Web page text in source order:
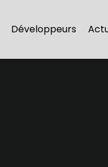
Développeurs